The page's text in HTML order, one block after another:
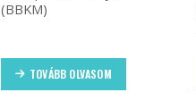
(BBKM)
TOVÁBB OLVASOM